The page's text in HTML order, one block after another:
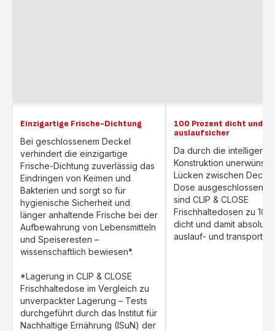
Einzigartige Frische-Dichtung
Bei geschlossenem Deckel
verhindert die einzigartige
Frische-Dichtung zuverlässig das
Eindringen von Keimen und
Bakterien und sorgt so für
hygienische Sicherheit und
länger anhaltende Frische bei der
Aufbewahrung von Lebensmitteln
und Speiseresten –
wissenschaftlich bewiesen*.
*Lagerung in CLIP & CLOSE
Frischhaltedose im Vergleich zu
unverpackter Lagerung – Tests
durchgeführt durch das Institut für
Nachhaltige Ernährung (ISuN) der
100 Prozent dicht und
auslaufsicher
Da durch die intelligente
Konstruktion
Lücken zwischen
Dose ausgeschlossen
sind CLIP & CLOSE
Frischhaltedosen zu 100
dicht und damit absolut
auslauf- und